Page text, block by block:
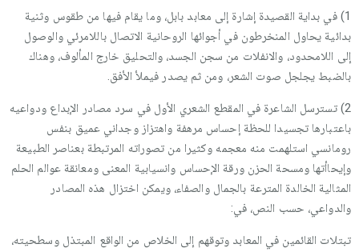
1) في بداية القصيدة إشارة إلى معابد بابل، وما يقام فيها من طقوس وثنية
بدائية يحاول المنخرطون في أجوائها الروحانية الاتصال باللامرئي والوصول
إلى اللامحدود، والانفلات من سجن الجسد، والتحليق خارج المألوف، وهناك
بالضبط يجلجل صوت الشعر، ومن ثم يصدر فيملأ الأفق.
2) تسترسل الشاعرة في المقطع الشعري الأول في سرد مصادر الإبداع ودواعيه
باعتبارها تجسيدا للحظة إحساس مرهفة واهتزاز وجداني عميق بنفس
رومانسي استلهمت منه معجمه وكثيرا من تصوراته المرتبطة بعناصر الطبيعة
وإيحاأتها ومسحة الحزن ورقة الإحساس وانسيابية المعنى ومعانقة عوالم الحلم
المثالية الخالدة المترعة بالجمال والصفاء، ويمكن اختزال هذه المصادر
والدواعي، حسب النص، في:
تبتلات القائمين في المعابد وتوقهم إلى الخلاص من الواقع المبتذل وسطحيته،